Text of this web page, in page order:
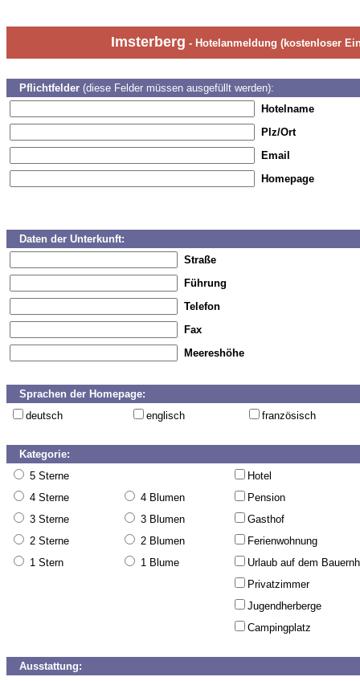
Imsterberg - Hotelanmeldung (kostenloser
Pflichtfelder (diese Felder müssen ausgefüllt werden):
Hotelname
Plz/Ort
Email
Homepage
Daten der Unterkunft:
Straße
Führung
Telefon
Fax
Meereshöhe
Sprachen der Homepage:
deutsch
englisch französisch
Kategorie:
5 Sterne
Hotel
4 Sterne
4 Blumen
Pension
3 Sterne
3 Blumen
Gasthof
2 Sterne
2 Blumen
Ferienwohnung
1 Stern
1 Blume
Urlaub auf dem
Privatzimmer
Jugendherberge
Campingplatz
Ausstattung: